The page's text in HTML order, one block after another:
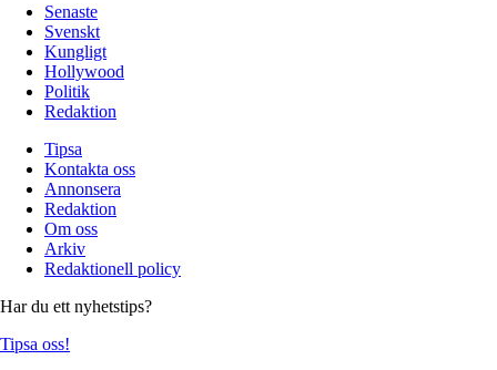
Senaste
Svenskt
Kungligt
Hollywood
Politik
Redaktion
Tipsa
Kontakta oss
Annonsera
Redaktion
Om oss
Arkiv
Redaktionell policy
Har du ett nyhetstips?
Tipsa oss!